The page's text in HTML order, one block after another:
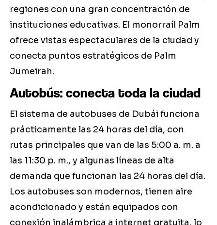
regiones con una gran concentración de
instituciones educativas. El monorraíl Palm
ofrece vistas espectaculares de la ciudad y
conecta puntos estratégicos de Palm
Jumeirah.
Autobús: conecta toda la ciudad
El sistema de autobuses de Dubái funciona
prácticamente las 24 horas del día, con
rutas principales que van de las 5:00 a. m. a
las 11:30 p. m., y algunas líneas de alta
demanda que funcionan las 24 horas del día.
Los autobuses son modernos, tienen aire
acondicionado y están equipados con
conexión inalámbrica a internet gratuita, lo